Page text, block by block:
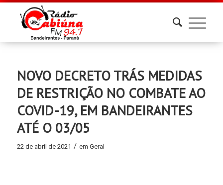
NOVO DECRETO TRÁS MEDIDAS
DE RESTRIÇÃO NO COMBATE AO
COVID-19, EM BANDEIRANTES
ATÉ O 03/05
22 de abril de 2021 / em Geral